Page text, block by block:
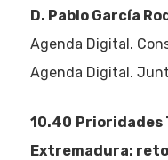
D. Pablo García
Agenda Digital.
Agenda Digital.
10.40 Prioridades
Extremadura: